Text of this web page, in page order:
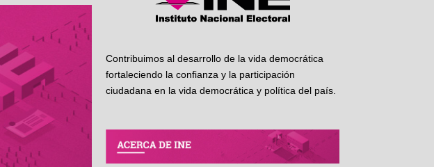
Contribuimos al desarrollo de la vida democrática
fortaleciendo la confianza y la participación
ciudadana en la vida democrática y política del país.